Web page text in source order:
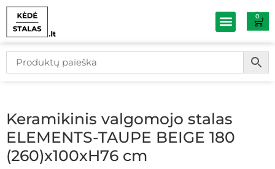
0
Keramikinis valgomojo stalas
ELEMENTS-TAUPE BEIGE 180
(260)x100xH76 cm